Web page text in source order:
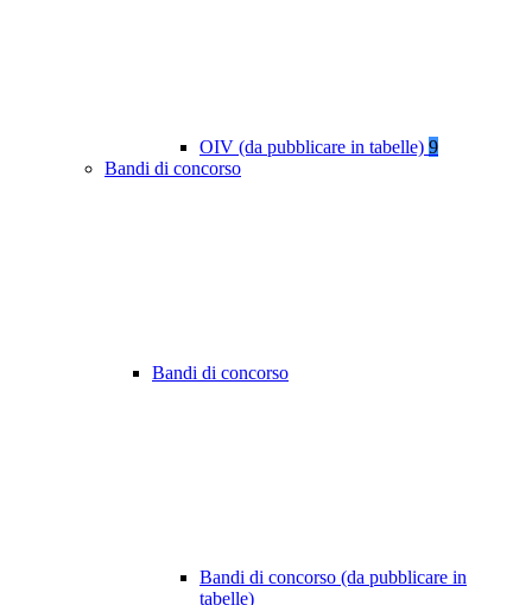
OIV (da pubblicare in tabelle) 9
Bandi di concorso
Bandi di concorso
Bandi di concorso (da pubblicare in
tabelle)